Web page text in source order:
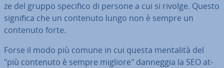
ze del gruppo specifico di persone a cui si rivolge. Questo
significa che un contenuto lungo non è sempre un
contenuto forte.
Forse il modo più comune in cui questa mentalità del
"più contenuto è sempre migliore" danneggia la SEO at­